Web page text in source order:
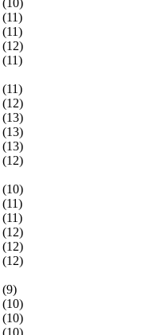
(10)
(11)
(11)
(12)
(11)
(11)
(12)
(13)
(13)
(13)
(12)
(10)
(11)
(11)
(12)
(12)
(12)
(9)
(10)
(10)
(10)